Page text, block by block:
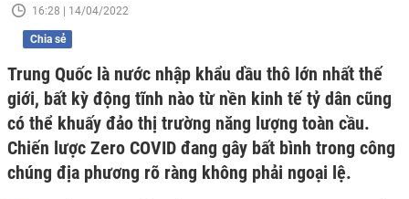
16:28 | 14/04/2022
Chia sẻ
Trung Quốc là nước nhập khẩu dầu thô lớn nhất thế
giới, bất kỳ động tĩnh nào từ nền kinh tế tỷ dân cũng
có thể khuấy đảo thị trường năng lượng toàn cầu.
Chiến lược Zero COVID đang gây bất bình trong công
chúng địa phương rõ ràng không phải ngoại lệ.